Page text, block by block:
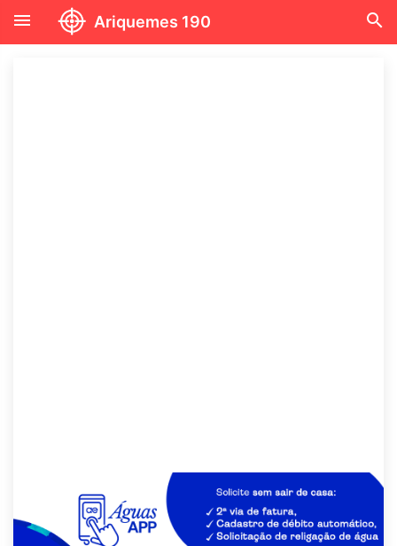
menu Ariquemes 190 search